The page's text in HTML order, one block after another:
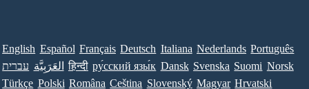
English Español Français Deutsch Italiana Nederlands Português
עברית العَرَبِيَّة हिन्दी ру́сский язы́к Dansk Svenska Suomi Norsk
Türkçe Polski Româna Ceština Slovenský Magyar Hrvatski